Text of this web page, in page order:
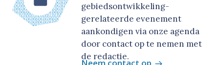
gebiedsontwikkeling-
gerelateerde evenement
aankondigen via onze agenda
door contact op te nemen met
de redactie.